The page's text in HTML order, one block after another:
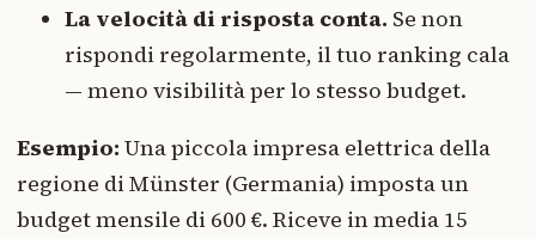
La velocità di risposta conta. Se non
rispondi regolarmente, il tuo ranking cala
— meno visibilità per lo stesso budget.
Esempio: Una piccola impresa elettrica della
regione di Münster (Germania) imposta un
budget mensile di 600 €. Riceve in media 15